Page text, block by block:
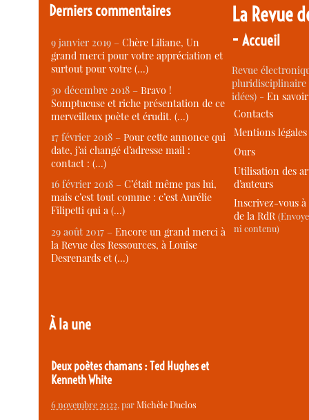
Derniers commentaires
9 janvier 2019 –Chère Liliane, Un
grand merci pour votre appréciation et
surtout pour votre (…)
30 décembre 2018 –Bravo !
Somptueuse et riche présentation de ce
merveilleux poète et érudit. (…)
17 février 2018 –Pour cette annonce qui
date, j’ai changé d’adresse mail :
contact : (…)
16 février 2018 –C’était même pas lui,
mais c’est tout comme : c’est Aurélie
Filipetti qui a (…)
29 août 2017 –Encore un grand merci à
la Revue des Ressources, à Louise
Desrenards et (…)
À la une
Deux poètes chamans : Ted Hughes et
Kenneth White
6 novembre 2022, parMichèle Duclos
La Revue
-Accueil
Revue
idées) -En
Contacts
Mentions légales
Ours
Utilisation des
d’auteurs
Inscrivez-vous
de la RdR
ni contenu)